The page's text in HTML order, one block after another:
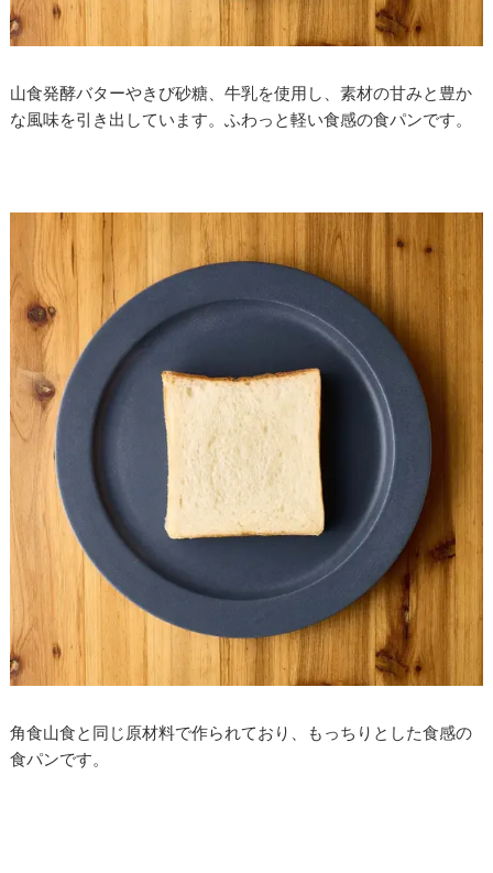
山食発酵バターやきび砂糖、牛乳を使用し、素材の甘みと豊か
な風味を引き出しています。ふわっと軽い食感の食パンです。
角食山食と同じ原材料で作られており、もっちりとした食感の
食パンです。